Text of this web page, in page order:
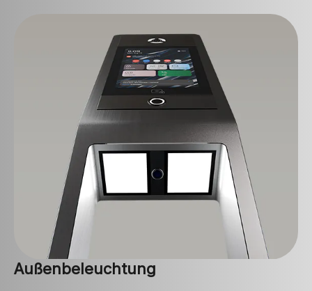
Außenbeleuchtung